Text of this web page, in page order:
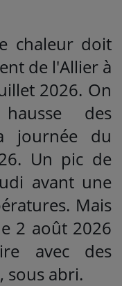
chaleur doit
de l'Allier à
2026. On
des
journée du
Un pic de
avant une
Mais
2 août 2026
avec des
sous abri.